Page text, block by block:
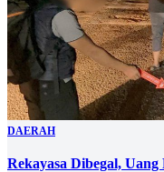
DAERAH
Rekayasa Dibegal,